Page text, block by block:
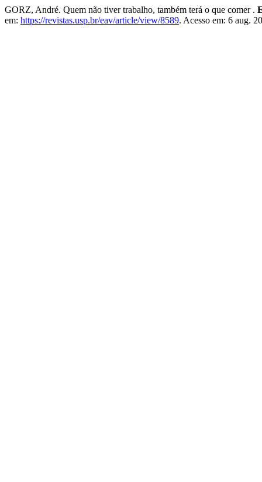
GORZ, André. Quem não tiver trabalho, também terá o que comer .
em: https://revistas.usp.br/eav/article/view/8589. Acesso em: 6 aug.